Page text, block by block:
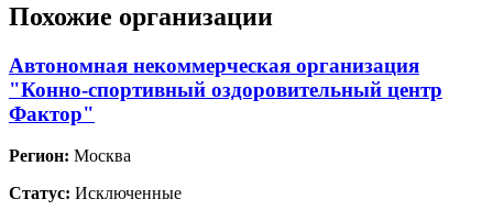
Похожие организации
Автономная некоммерческая организация
"Конно-спортивный оздоровительный центр
Фактор"
Регион: Москва
Статус: Исключенные